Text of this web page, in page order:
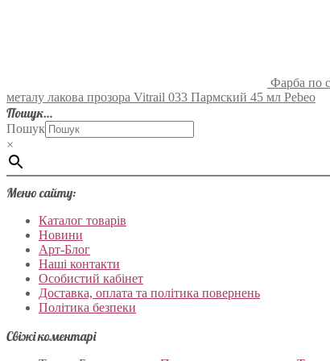
Фарба по
металу лакова прозора Vitrail 033 Пармский 45 мл Pebeo
Пошук…
Пошук
×
Меню сайту:
Каталог товарів
Новини
Арт-Блог
Наші контакти
Особистий кабінет
Доставка, оплата та політика повернень
Політика безпеки
Свіжі коментарі